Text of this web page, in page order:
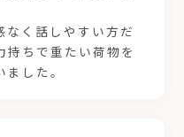
く話しやすい方だ
持ちで重たい荷物を
した。